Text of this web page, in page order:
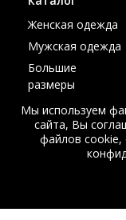
© Интернет
Женская одежда
Мужская одежда
Большие
размеры
Акции
Мы используем
сайта, Вы
файлов cookie,